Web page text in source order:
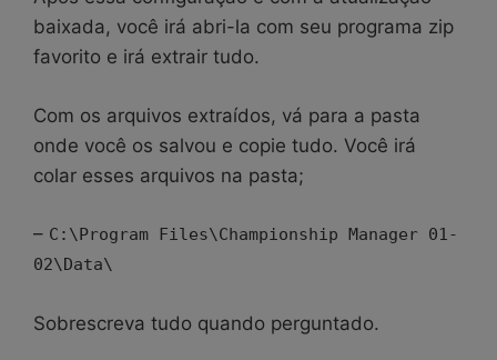
baixada, você irá abri-la com seu programa zip
favorito e irá extrair tudo.
Com os arquivos extraídos, vá para a pasta
onde você os salvou e copie tudo. Você irá
colar esses arquivos na pasta;
– C:\Program Files\Championship Manager 01-
02\Data\
Sobrescreva tudo quando perguntado.